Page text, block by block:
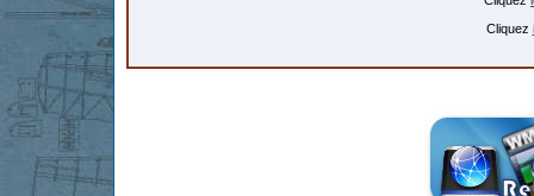
Cliquez